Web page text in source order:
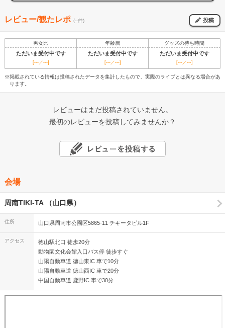
レビュー/観たレポ (--件) 投稿
男女比 年齢層 グッズの待ち時間
ただいま受付中です ただいま受付中です ただいま受付中です
[---／---] [---／---] [---／---]
※掲載されている情報は投稿されたデータを集計したもので、実際のライブとは異なる場合があ
ります。
レビューはまだ投稿されていません。
最初のレビューを投稿してみませんか？
会場
周南TIKI-TA （山口県）
住所 山口県周南市公園区5865-11 チキータビル1F
アクセス
徳山駅北口 徒歩20分
動物園文化会館入口バス停 徒歩すぐ
山陽自動車道 徳山東IC 車で10分
山陽自動車道 徳山西IC 車で20分
中国自動車道 鹿野IC 車で30分